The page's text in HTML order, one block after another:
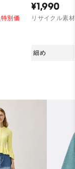
別価
¥1,990
リサイクル素材
細め